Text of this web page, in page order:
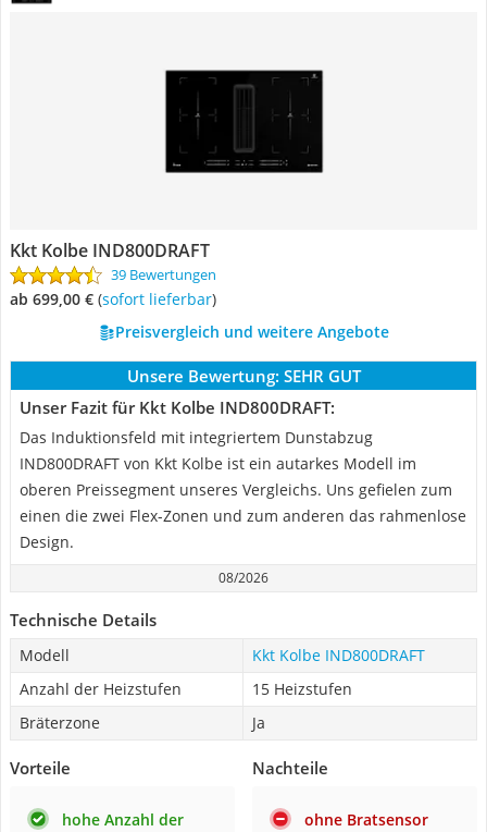
Kkt Kolbe IND800DRAFT
39 Bewertungen
ab 699,00 € ( Sofort lieferbar)
Preisvergleich und weitere Angebote
Unsere Bewertung: SEHR GUT
Unser Fazit für Kkt Kolbe IND800DRAFT:
Das Induktionsfeld mit integriertem Dunstabzug
IND800DRAFT von Kkt Kolbe ist ein autarkes Modell im
oberen Preissegment unseres Vergleichs. Uns gefielen zum
einen die zwei Flex-Zonen und zum anderen das rahmenlose
Design.
08/2026
Technische Details
Modell
Kkt Kolbe IND800DRAFT
Anzahl der Heizstufen
15 Heizstufen
Bräterzone
Ja
Vorteile
hohe Anzahl der
Nachteile
ohne Bratsensor